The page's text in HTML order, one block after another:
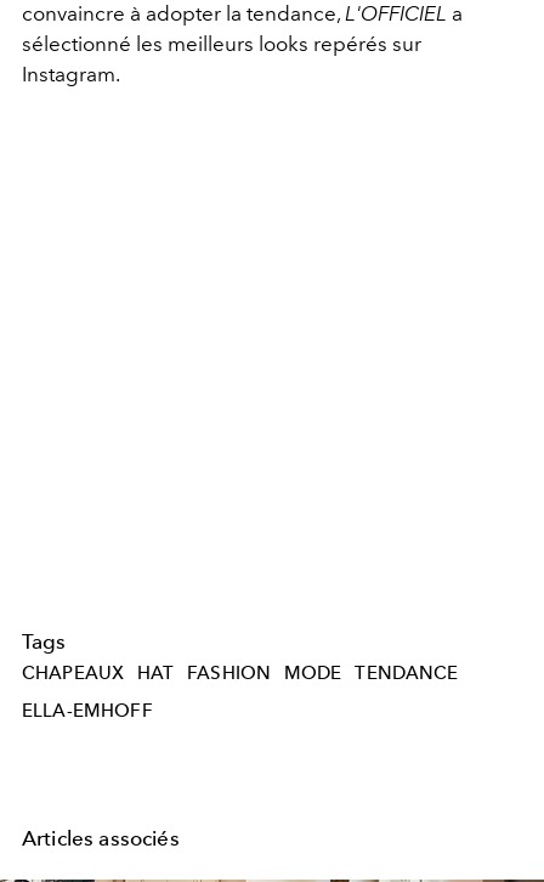
convaincre à adopter la tendance, L'OFFICIEL a
sélectionné les meilleurs looks repérés sur
Instagram.
Tags
CHAPEAUX HAT FASHION MODE
TENDANCE
ELLA-EMHOFF
Articles associés